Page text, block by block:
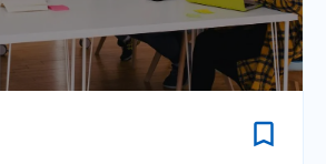
bookmark_border